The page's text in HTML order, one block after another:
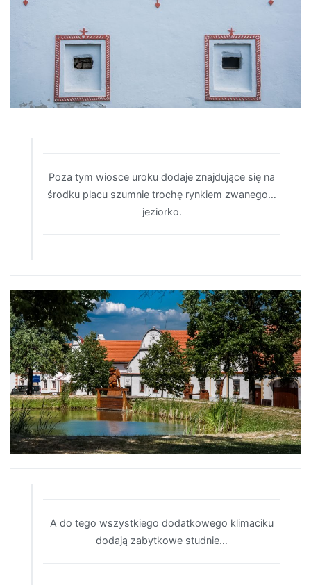
Poza tym wiosce uroku dodaje znajdujące się na
środku placu szumnie trochę rynkiem zwanego…
jeziorko.
A do tego wszystkiego dodatkowego klimaciku
dodają zabytkowe studnie…